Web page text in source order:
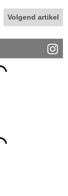
Volgend artikel